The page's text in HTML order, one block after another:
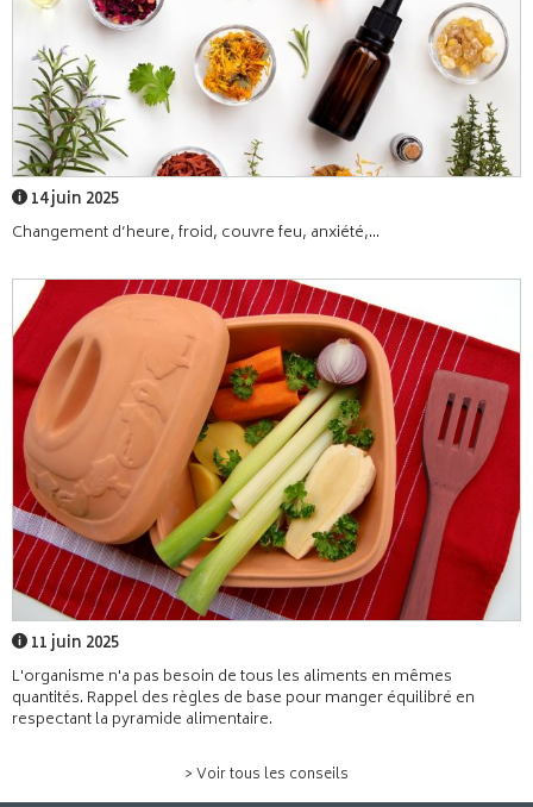
14 juin 2025
Changement d’heure, froid, couvre feu, anxiété,...
11 juin 2025
L'organisme n'a pas besoin de tous les aliments en mêmes
quantités. Rappel des règles de base pour manger équilibré en
respectant la pyramide alimentaire.
> Voir tous les conseils